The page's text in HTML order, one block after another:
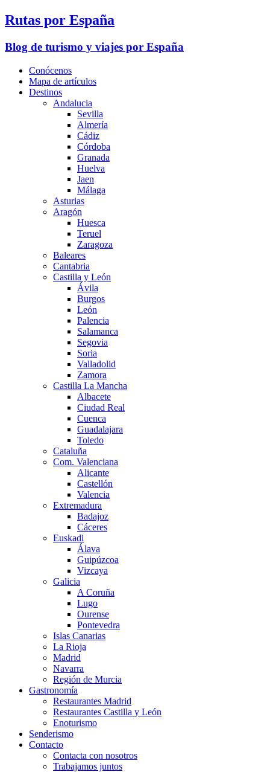
Rutas por España
Blog de turismo y viajes por España
Conócenos
Mapa de artículos
Destinos
Andalucia
Sevilla
Almería
Cádiz
Córdoba
Granada
Huelva
Jaen
Málaga
Asturias
Aragón
Huesca
Teruel
Zaragoza
Baleares
Cantabria
Castilla y León
Ávila
Burgos
León
Palencia
Salamanca
Segovia
Soria
Valladolid
Zamora
Castilla La Mancha
Albacete
Ciudad Real
Cuenca
Guadalajara
Toledo
Cataluña
Com. Valenciana
Alicante
Castellón
Valencia
Extremadura
Badajoz
Cáceres
Euskadi
Álava
Guipúzcoa
Vizcaya
Galicia
A Coruña
Lugo
Ourense
Pontevedra
Islas Canarias
La Rioja
Madrid
Navarra
Región de Murcia
Gastronomía
Restaurantes Madrid
Restaurantes Castilla y León
Enoturismo
Senderismo
Contacto
Contacta con nosotros
Trabajamos juntos